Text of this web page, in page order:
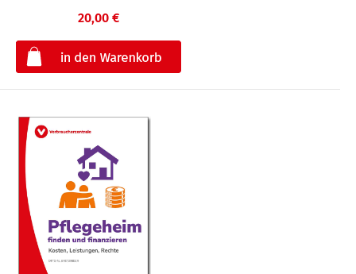
20,00 €